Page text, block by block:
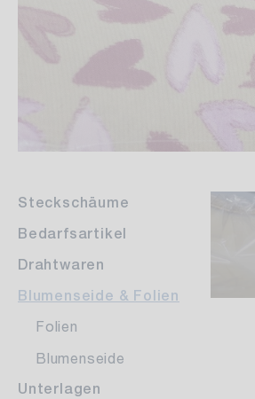
Steckschäume
Bedarfsartikel
Drahtwaren
Blumenseide & Folien
Folien
Blumenseide
Unterlagen